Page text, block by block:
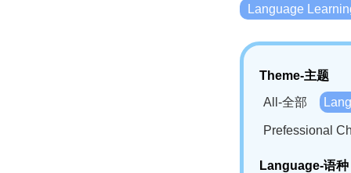
Language
Theme-主题
All-全部
Prefessional
Language-语种